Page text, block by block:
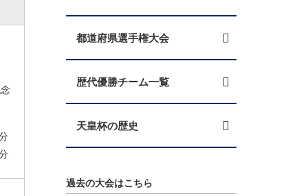
都道府県選手権大会
歴代優勝チーム一覧
天皇杯の歴史
過去の大会はこちら